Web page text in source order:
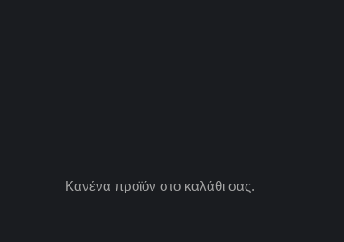
Κανένα προϊόν στο καλάθι σας.